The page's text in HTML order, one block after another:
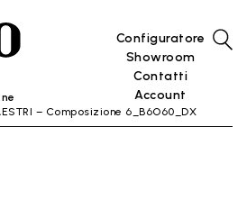
Configuratore
Showroom
Contatti
Account
– Composizione 6_B6O60_DX